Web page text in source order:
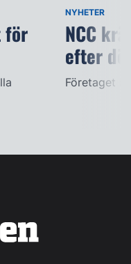
för
NYHETER
NCC
efter
Företaget